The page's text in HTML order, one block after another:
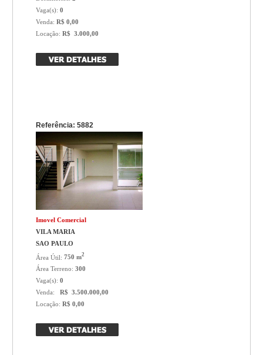
Vaga(s):0
Venda:R$ 0,00
Locação:R$ 3.000,00
Referência: 5882
Imovel Comercial
VILA MARIA
SAO PAULO
Área Útil:750 m2
Área Terreno:300
Vaga(s):0
Venda:
R$ 3.500.000,00
Locação:R$ 0,00